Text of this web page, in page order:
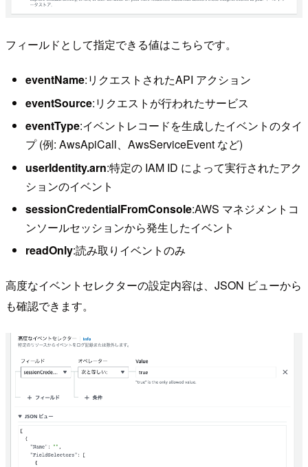
フィールドとして指定できる値はこちらです。
eventName:リクエストされたAPI アクション
eventSource:リクエストが行われたサービス
eventType:イベントレコードを生成したイベントのタイ
プ (例: AwsApiCall、AwsServiceEvent など)
userIdentity.arn:特定の IAM ID によって実行されたアク
ションのイベント
sessionCredentialFromConsole:AWS マネジメントコ
ンソールセッションから発生したイベント
readOnly:読み取りイベントのみ
高度なイベントセレクターの設定内容は、JSON ビューから
も確認できます。